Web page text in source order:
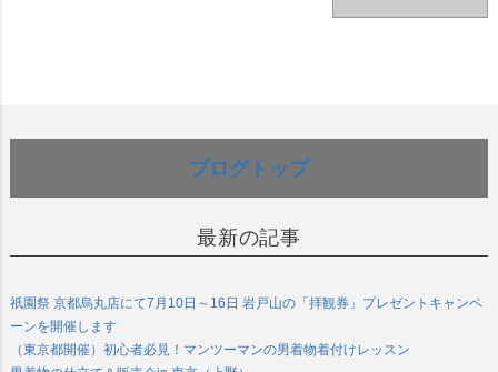
ブログトップ
最新の記事
祇園祭 京都烏丸店にて7月10日～16日 岩戸山の「拝観券」プレゼントキャンペ
ーンを開催します
（東京都開催）初心者必見！マンツーマンの男着物着付けレッスン